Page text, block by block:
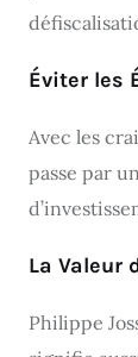
Éviter les
Avec les
passe par
La Valeur
Philippe